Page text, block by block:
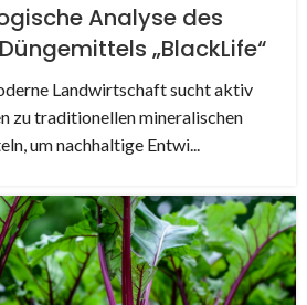
Analyse des
„BlackLife“
Landwirtschaft sucht aktiv
zu traditionellen mineralischen
um nachhaltige Entwi...